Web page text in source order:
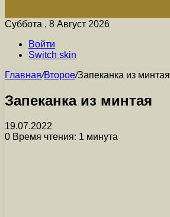
Суббота , 8 Август 2026
Войти
Switch skin
Главная/Второе/Запеканка из минтая
Запеканка из минтая
19.07.2022
0 Время чтения: 1 минута